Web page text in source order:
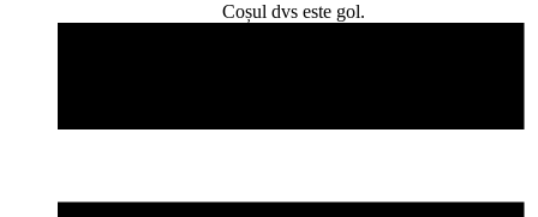
Coșul dvs este gol.